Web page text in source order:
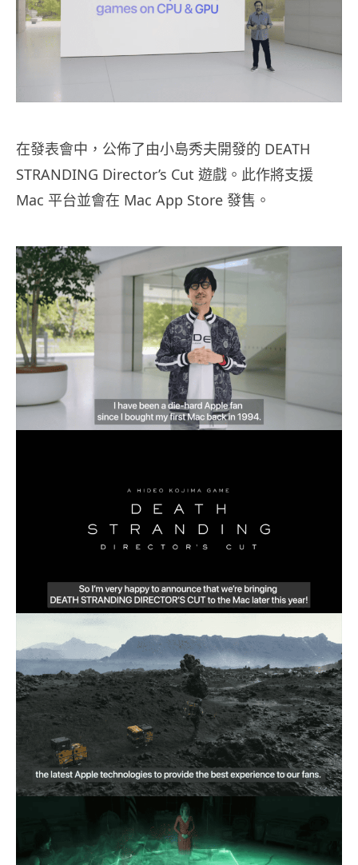
在發表會中，公佈了由小島秀夫開發的 DEATH
STRANDING Director’s Cut 遊戲。此作將支援
Mac 平台並會在 Mac App Store 發售。